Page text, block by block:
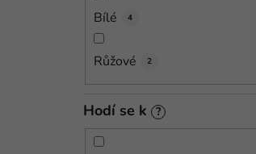
Bílé 4
Růžové 2
Hodí se k ?